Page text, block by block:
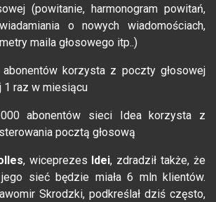
(powitanie, harmonogram powitań,
o nowych wiadomościach,
maila głosowego itp..)
abonentów korzysta z poczty głosowej
1 raz w miesiącu
abonentów sieci Idea korzysta z
pocztą głosową
, wiceprezes Idei, zdradził także, że
sieć będzie miała 6 mln klientów.
Skrodzki, podkreślał dziś często,